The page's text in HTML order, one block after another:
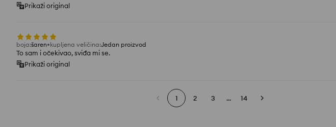
Prikaži original
boja:šaren kupljena veličina:Jedan proizvod
To sam i očekivao, sviđa mi se.
Prikaži original
1 2 3 ... 14